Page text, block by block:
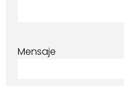
Mensaje